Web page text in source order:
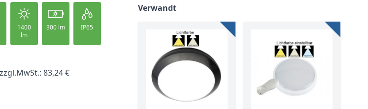
1400
lm
300 lm IP65
zzgl.MwSt.: 83,24 €
Verwandt